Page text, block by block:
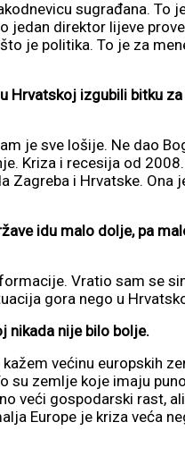
sugrađana. To
jedan direktor lijeve
je politika. To je za
Hrvatskoj izgubili bitku
je sve lošije. Ne dao
Kriza i recesija od
Zagreba i Hrvatske. Ona
idu malo dolje, pa
Vratio sam se
gora nego u
nikada nije bilo bolje.
većinu europskih
su zemlje koje imaju
veći gospodarski rast,
Europe je kriza veća